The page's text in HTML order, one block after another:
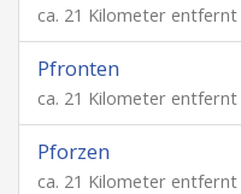
ca. 21 Kilometer entfernt
Pfronten
ca. 21 Kilometer entfernt
Pforzen
ca. 21 Kilometer entfernt